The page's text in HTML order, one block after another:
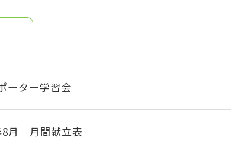
ーター学習会
8月 月間献立表